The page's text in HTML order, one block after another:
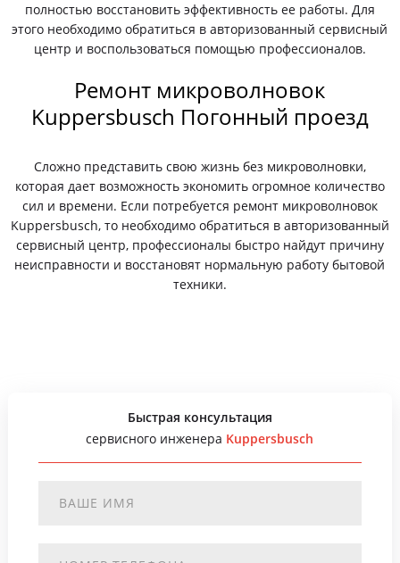
полностью восстановить эффективность ее работы. Для
этого необходимо обратиться в авторизованный сервисный
центр и воспользоваться помощью профессионалов.
Ремонт микроволновок
Kuppersbusch Погонный проезд
Сложно представить свою жизнь без микроволновки,
которая дает возможность экономить огромное количество
сил и времени. Если потребуется ремонт микроволновок
Kuppersbusch, то необходимо обратиться в авторизованный
сервисный центр, профессионалы быстро найдут причину
неисправности и восстановят нормальную работу бытовой
техники.
Быстрая консультация
сервисного инженера Kuppersbusch